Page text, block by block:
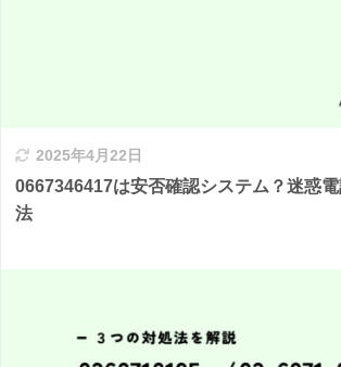
2025年4月22日
0667346417は安否確認システム？迷惑
法